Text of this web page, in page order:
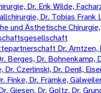
Dr. Erik Wilde,
Dr. Tobias Frank
und Ästhetische Chirurgie,
Dr. Arntzen,
Berges, Dr. Bohnenkamp,
Dr. Czerlinski, Dr. Denil,
Finke, Dr. Främke,
Giesen, Dr. Goltz, Dr.